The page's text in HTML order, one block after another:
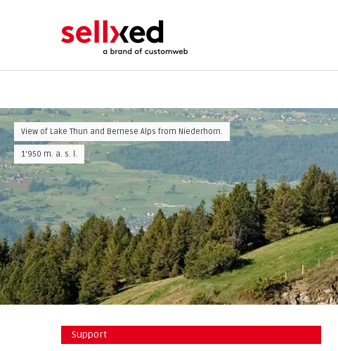
View of Lake Thun and Bernese Alps from Niederhorn.
1'950 m. a. s. l.
Support